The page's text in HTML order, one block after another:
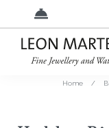
Home /